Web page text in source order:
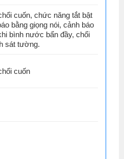
cuốn, chức năng tắt bật
bằng giọng nói, cảnh báo
bình nước bẩn đầy, chổi
sát tường.
cuốn